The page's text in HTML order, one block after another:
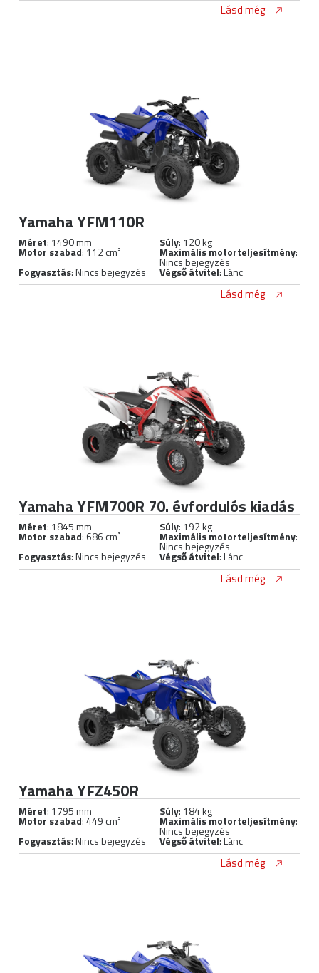
Lásd még
Yamaha YFM110R
Méret: 1490 mm Súly: 120 kg
Motor szabad: 112 cm³ Maximális motorteljesítmény:
Nincs bejegyzés
Fogyasztás: Nincs bejegyzés Végső átvitel: Lánc
Lásd még
Yamaha YFM700R 70. évfordulós kiadás
Méret: 1845 mm Súly: 192 kg
Motor szabad: 686 cm³ Maximális motorteljesítmény:
Nincs bejegyzés
Fogyasztás: Nincs bejegyzés Végső átvitel: Lánc
Lásd még
Yamaha YFZ450R
Méret: 1795 mm Súly: 184 kg
Motor szabad: 449 cm³ Maximális motorteljesítmény:
Nincs bejegyzés
Fogyasztás: Nincs bejegyzés Végső átvitel: Lánc
Lásd még